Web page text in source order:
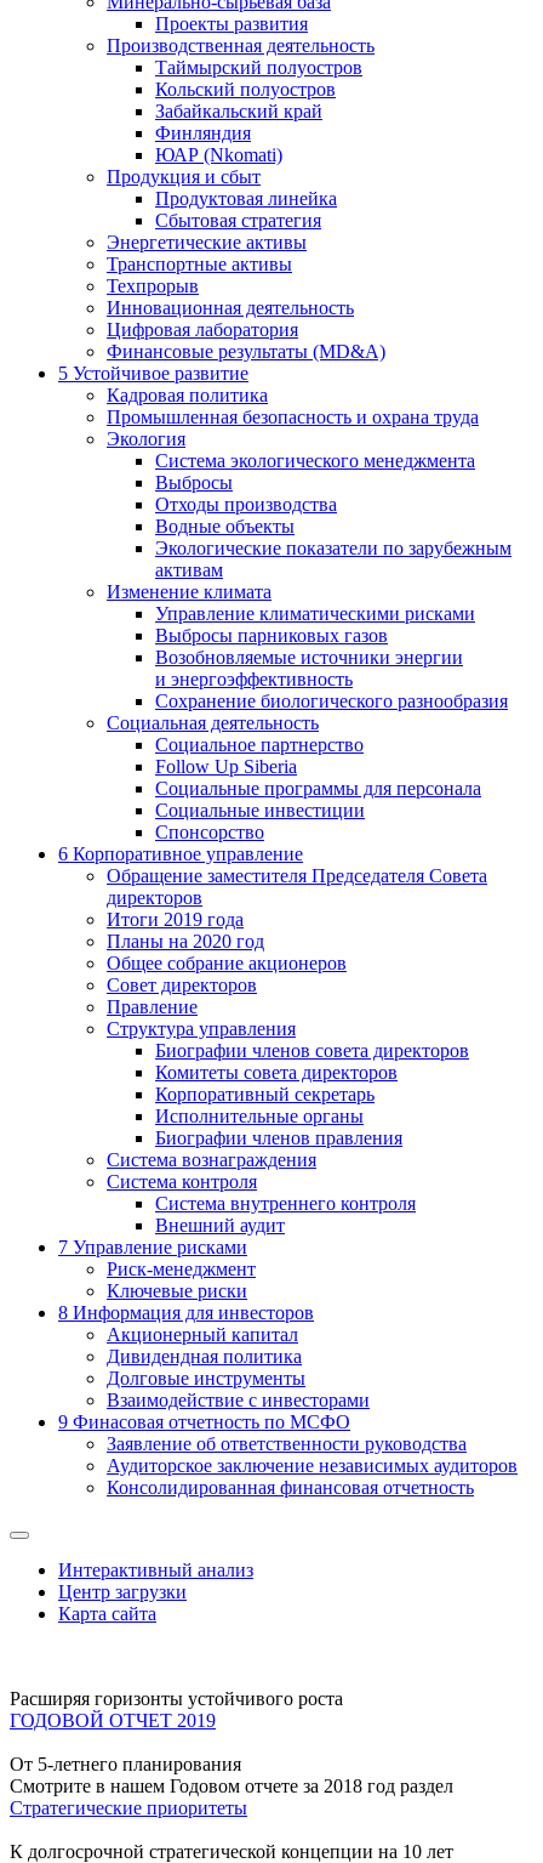
Проекты развития
Производственная деятельность
Таймырский полуостров
Кольский полуостров
Забайкальский край
Финляндия
ЮАР (Nkomati)
Продукция и сбыт
Продуктовая линейка
Сбытовая стратегия
Энергетические активы
Транспортные активы
Техпрорыв
Инновационная деятельность
Цифровая лаборатория
Финансовые результаты (MD&A)
5 Устойчивое развитие
Кадровая политика
Промышленная безопасность и охрана труда
Экология
Система экологического менеджмента
Выбросы
Отходы производства
Водные объекты
Экологические показатели по зарубежным
активам
Изменение климата
Управление климатическими рисками
Выбросы парниковых газов
Возобновляемые источники энергии
и энергоэффективность
Сохранение биологического разнообразия
Социальная деятельность
Социальное партнерство
Follow Up Siberia
Социальные программы для персонала
Социальные инвестиции
Спонсорство
6 Корпоративное управление
Обращение заместителя Председателя Совета
директоров
Итоги 2019 года
Планы на 2020 год
Общее собрание акционеров
Совет директоров
Правление
Структура управления
Биографии членов совета директоров
Комитеты совета директоров
Корпоративный секретарь
Исполнительные органы
Биографии членов правления
Система вознаграждения
Система контроля
Система внутреннего контроля
Внешний аудит
7 Управление рисками
Риск-менеджмент
Ключевые риски
8 Информация для инвесторов
Акционерный капитал
Дивидендная политика
Долговые инструменты
Взаимодействие с инвеcторами
9 Финасовая отчетность по МСФО
Заявление об ответственности руководства
Аудиторское заключение независимых аудиторов
Консолидированная финансовая отчетность
Интерактивный анализ
Центр загрузки
Карта сайта
Расширяя горизонты устойчивого роста
ГОДОВОЙ ОТЧЕТ 2019
От 5-летнего планирования
Смотрите в нашем Годовом отчете за 2018 год раздел
Стратегические приоритеты
К долгосрочной стратегической концепции на 10 лет